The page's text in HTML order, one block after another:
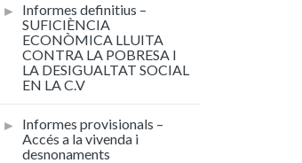
Informes definitius –
SUFICIÈNCIA
ECONÒMICA LLUITA
CONTRA LA POBRESA I
LA DESIGUALTAT SOCIAL
EN LA C.V
Informes provisionals –
Accés a la vivenda i
desnonaments